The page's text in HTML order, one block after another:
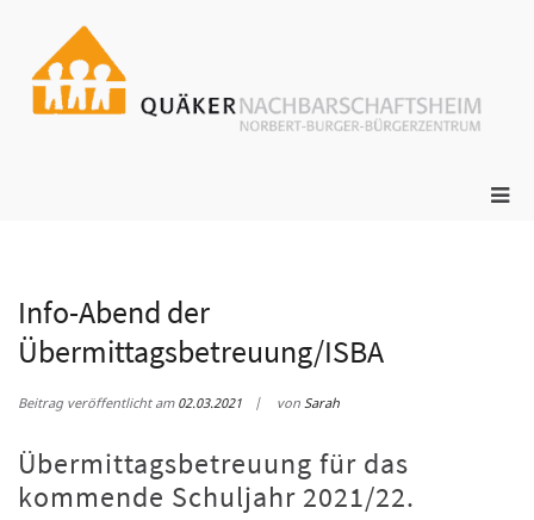
springen
Info-Abend der
Übermittagsbetreuung/ISBA
Beitrag veröffentlicht am02.03.2021 vonSarah
Übermittagsbetreuung für das
kommende Schuljahr 2021/22.